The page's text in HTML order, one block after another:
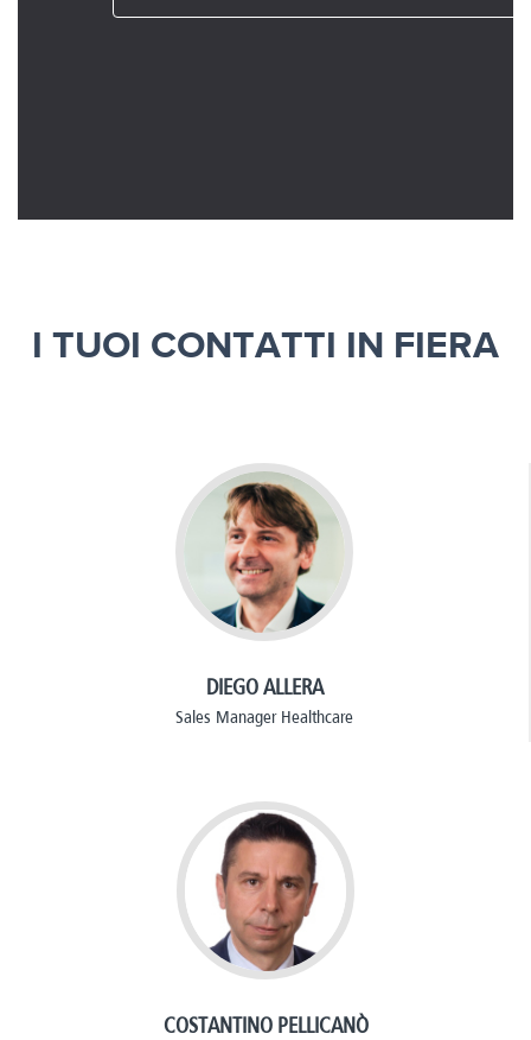
I TUOI CONTATTI IN FIERA
DIEGO ALLERA
Sales Manager Healthcare
COSTANTINO PELLICANÒ